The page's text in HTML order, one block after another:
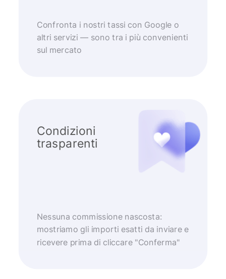
Confronta i nostri tassi con Google o
altri servizi — sono tra i più convenienti
sul mercato
Condizioni
trasparenti
Nessuna commissione nascosta:
mostriamo gli importi esatti da inviare e
ricevere prima di cliccare "Conferma"